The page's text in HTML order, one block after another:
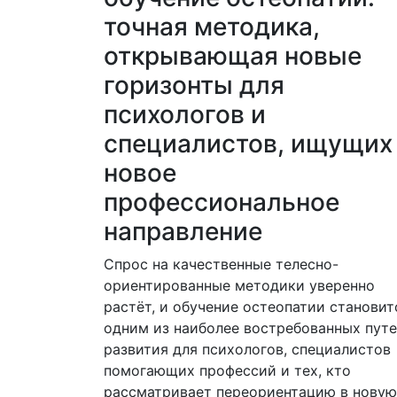
точная методика,
открывающая новые
горизонты для
психологов и
специалистов, ищущих
новое
профессиональное
направление
Спрос на качественные телесно-
ориентированные методики уверенно
растёт, и обучение остеопатии
одним из наиболее востребованных
развития для психологов, специалистов
помогающих профессий и тех, кто
рассматривает переориентацию в новую